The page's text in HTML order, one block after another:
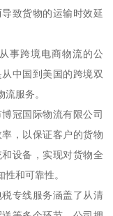
致货物的运输时效延
事跨境电商物流的公
中国到美国的跨境双
服务。
冠国际物流有限公司
，以保证客户的货物
设备，实现对货物全
和可靠性。
专线服务涵盖了从清